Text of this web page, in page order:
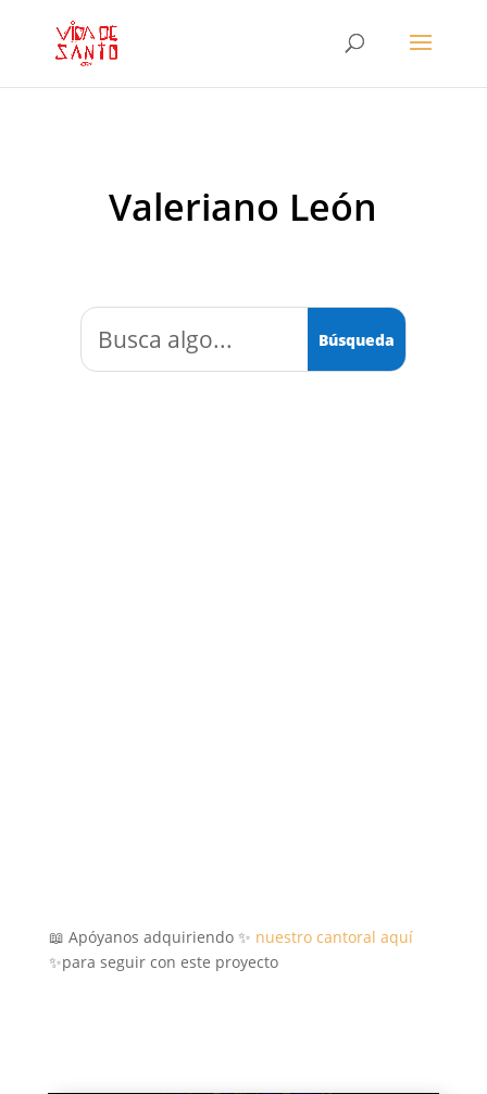
Valeriano León
📖 Apóyanos adquiriendo ✨ nuestro cantoral aquí
✨para seguir con este proyecto